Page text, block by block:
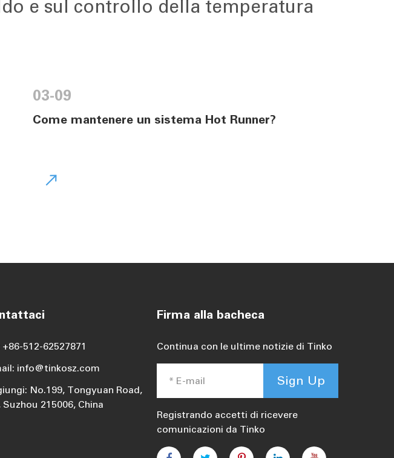
e sul controllo della temperatura
03-09
Come mantenere un sistema Hot Runner?

+86-512-62527871
info@tinkosz.com
No.199, Tongyuan Road,
Suzhou 215006, China
Firma alla bacheca
Continua con le ultime notizie di Tinko
Sign Up
Registrando accetti di ricevere
comunicazioni da Tinko